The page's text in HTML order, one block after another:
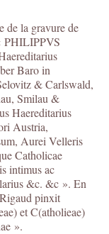
de la gravure de
PHILIPPVS
Baro in
& Carlswald,
Smilau &
Haereditarius
Austria,
Aurei Velleris
Catholicae
intimus ac
&c. &c ». En
pinxit
et C(atholieae)
».